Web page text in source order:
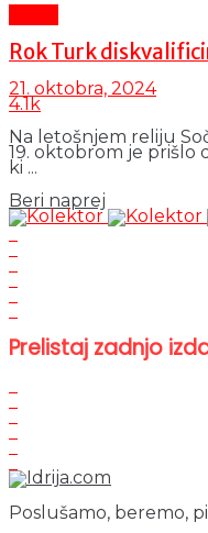
Rok Turk
21. oktobra, 2024
4.1k
Na letošnjem reliju
19. oktobrom je prišlo
ki ...
Beri naprej
Prelistaj zadnjo
Poslušamo, beremo,